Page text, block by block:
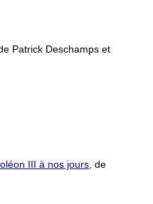
Patrick Deschamps et
III à nos jours, de